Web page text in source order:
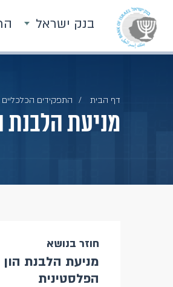
בנק ישראל
דף הבית התפקידים הכלכליים
מניעת הלבנת
חוזר בנושא
מניעת הלבנת
הפלסטינית